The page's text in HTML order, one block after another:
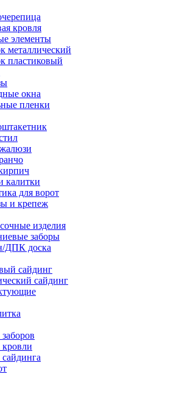
кровля
элементы
металлический
пластиковый
окна
пленки
калитки
для ворот
и крепеж
изделия
заборы
ДПК доска
сайдинг
сайдинг